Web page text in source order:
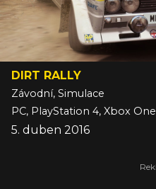
DIRT RALLY
Závodní, Simulace
PC, PlayStation 4, Xbox One
5. duben 2016